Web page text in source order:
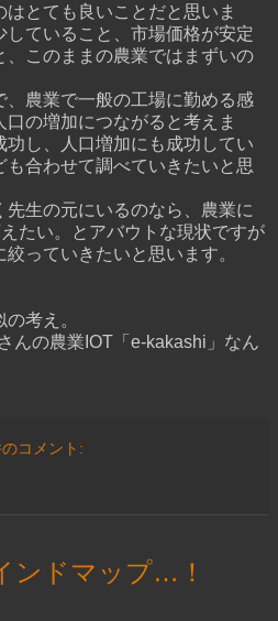
とても良いことだと思いま
ていること、市場価格が安定
、このままの農業ではまずいの
、農業で一般の工場に勤める感
の増加につながると考えま
し、人口増加にも成功してい
も合わせて調べていきたいと思
先生の元にいるのなら、農業に
たい。とアバウトな現状ですが
っていきたいと思います。
考え。
んの農業IOT「e-kakashi」なん
コメント:
ンドマップ…！